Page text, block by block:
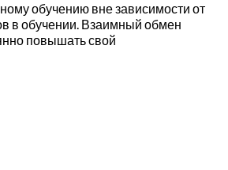
обучению вне зависимости от
в обучении. Взаимный обмен
повышать свой